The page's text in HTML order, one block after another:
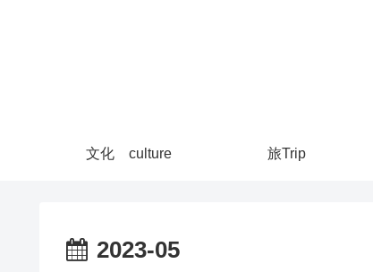
文化 culture 旅Trip
2023-05